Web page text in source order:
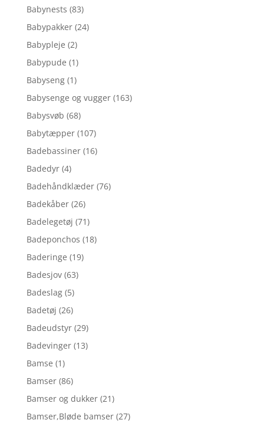
Babynests (83)
Babypakker (24)
Babypleje (2)
Babypude (1)
Babyseng (1)
Babysenge og vugger (163)
Babysvøb (68)
Babytæpper (107)
Badebassiner (16)
Badedyr (4)
Badehåndklæder (76)
Badekåber (26)
Badelegetøj (71)
Badeponchos (18)
Baderinge (19)
Badesjov (63)
Badeslag (5)
Badetøj (26)
Badeudstyr (29)
Badevinger (13)
Bamse (1)
Bamser (86)
Bamser og dukker (21)
Bamser,Bløde bamser (27)